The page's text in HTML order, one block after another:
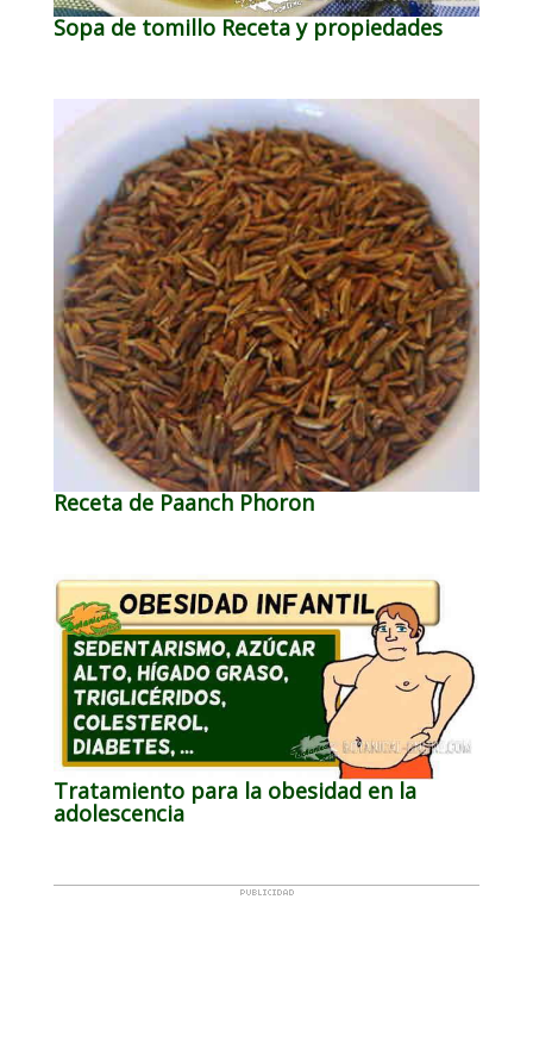
Sopa de tomillo Receta y propiedades
Receta de Paanch Phoron
Tratamiento para la obesidad en la
adolescencia